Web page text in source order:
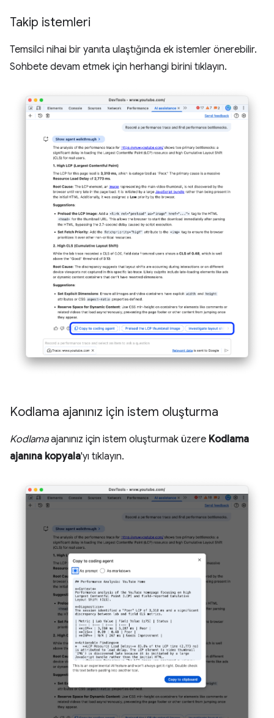
Takip istemleri
Temsilci nihai bir yanıta ulaştığında ek istemler önerebilir.
Sohbete devam etmek için herhangi birini tıklayın.
Kodlama ajanınız için istem oluşturma
Kodlamaajanınız için istem oluşturmak üzere Kodlama
ajanına kopyala'yı tıklayın.